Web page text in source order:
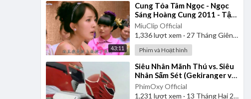
43:11
⁣Cung Tỏa Tâm Ngọc - Ngọc
Sáng Hoàng Cung 2011 - Tập
1 | Thuyết Minh
MiuClip Official
1,336lượt xem · 27 Tháng Giêng 2025
Phim và Hoạt hình
⁣Siêu Nhân Mãnh Thú vs. Siêu
Nhân Sấm Sét (Gekiranger vs.
Boukenger) 2008 | Vietsub
PhimOxy Official
1,231 lượt xem · 13 Tháng Hai 2025